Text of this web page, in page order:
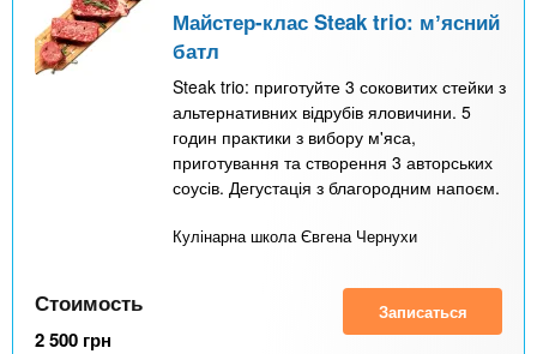
Майстер-клас Steak trio: мʼясний
батл
Steak trio: приготуйте 3 соковитих стейки з
альтернативних відрубів яловичини. 5
годин практики з вибору м'яса,
приготування та створення 3 авторських
соусів. Дегустація з благородним напоєм.
Кулінарна школа Євгена Чернухи
Стоимость
2 500 грн
Записаться